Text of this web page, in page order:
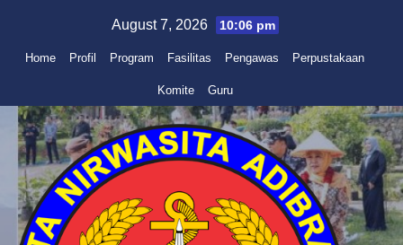
content
August 7, 2026 10:06 pm
Home Profil Program Fasilitas Pengawas Perpustakaan
Komite Guru